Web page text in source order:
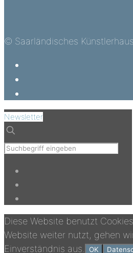
© Saarländisches
Newsletter
Diese Website benutzt
Website weiter nutzt, gehen
Einverständnis aus.
OK